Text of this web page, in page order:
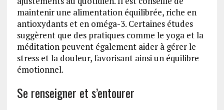
maintenir une alimentation équilibrée, riche en
antioxydants et en oméga-3. Certaines études
suggèrent que des pratiques comme le yoga et la
méditation peuvent également aider à gérer le
stress et la douleur, favorisant ainsi un équilibre
émotionnel.
Se renseigner et s’entourer